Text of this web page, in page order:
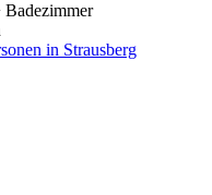
Badezimmer
in Strausberg